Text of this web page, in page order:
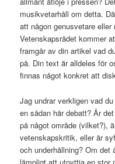
musikvetarhåll om detta.
att någon genusvetare eller
Vetenskapsrådet kommer
framgår av din artikel vad
på. Din text är alldeles för
finnas något konkret att
Jag undrar verkligen vad
en sådan här debatt? Är
på något område (vilket?),
vetenskapskritik, eller är
och underhållning? Om
lämpligt att utnyttja en stor